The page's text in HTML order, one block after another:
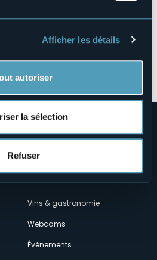
Afficher les détails
autoriser
la sélection
Refuser
Vins & gastronomie
Webcams
Événements